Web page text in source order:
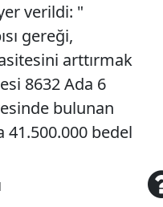
verildi: "
gereği,
arttırmak
8632 Ada 6
bulunan
41.500.000 bedel